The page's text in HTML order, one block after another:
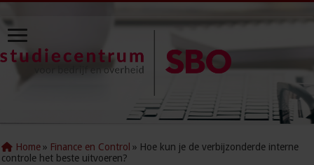
Home » Finance en Control » Hoe kun je de verbijzonderde interne
controle het beste uitvoeren?